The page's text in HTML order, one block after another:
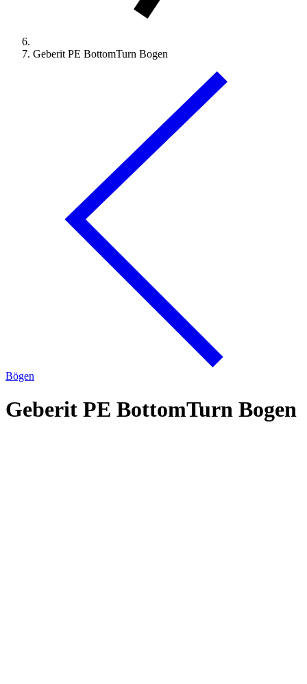
Geberit PE BottomTurn Bogen
Bögen
Geberit PE BottomTurn Bogen